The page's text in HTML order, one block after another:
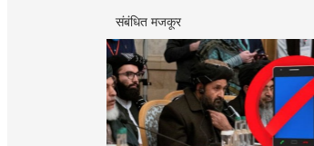
संबंधित मजकूर